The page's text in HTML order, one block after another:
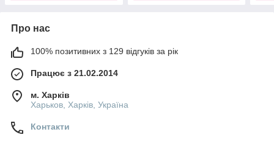
Про нас
100% позитивних з 129 відгуків за рік
Працює з 21.02.2014
м. Харків
Харьков, Харків, Україна
Контакти